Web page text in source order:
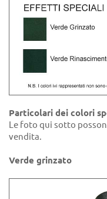
Particolari dei colori
Le foto qui sotto
vendita.
Verde grinzato